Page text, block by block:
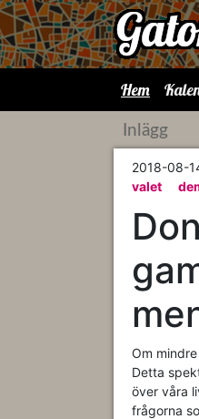
Hem
Inlägg
2018-08-
valet
Om
Detta
över våra
frågorna